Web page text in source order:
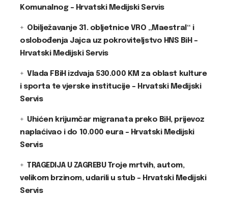
Komunalnog – Hrvatski Medijski Servis
Obilježavanje 31. obljetnice VRO „Maestral“ i
oslobođenja Jajca uz pokroviteljstvo HNS BiH –
Hrvatski Medijski Servis
Vlada FBiH izdvaja 530.000 KM za oblast kulture
i sporta te vjerske institucije – Hrvatski Medijski
Servis
Uhićen krijumčar migranata preko BiH, prijevoz
naplaćivao i do 10.000 eura – Hrvatski Medijski
Servis
TRAGEDIJA U ZAGREBU Troje mrtvih, autom,
velikom brzinom, udarili u stub – Hrvatski Medijski
Servis